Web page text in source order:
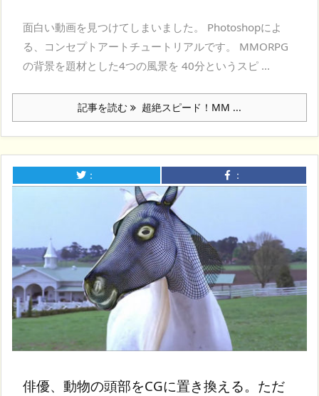
面白い動画を見つけてしまいました。 Photoshopによ
る、コンセプトアートチュートリアルです。 MMORPG
の背景を題材とした4つの風景を 40分というスピ ...
記事を読む 超絶スピード！MM ...
： ：
俳優、動物の頭部をCGに置き換える。ただ